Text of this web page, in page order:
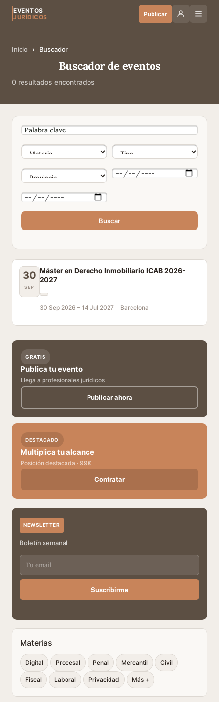
EVENTOS
JURÍDICOS
Publicar
Inicio › Buscador
Buscador de eventos
0 resultados encontrados
Buscar
30
SEP
Máster en Derecho Inmobiliario ICAB 2026-
2027
30 Sep 2026 – 14 Jul 2027 Barcelona
GRATIS
Publica tu evento
Llega a profesionales jurídicos
Publicar ahora
DESTACADO
Multiplica tu alcance
Posición destacada · 99€
Contratar
NEWSLETTER
Boletín semanal
Suscribirme
Materias
Digital Procesal Penal Mercantil Civil
Fiscal Laboral Privacidad Más +